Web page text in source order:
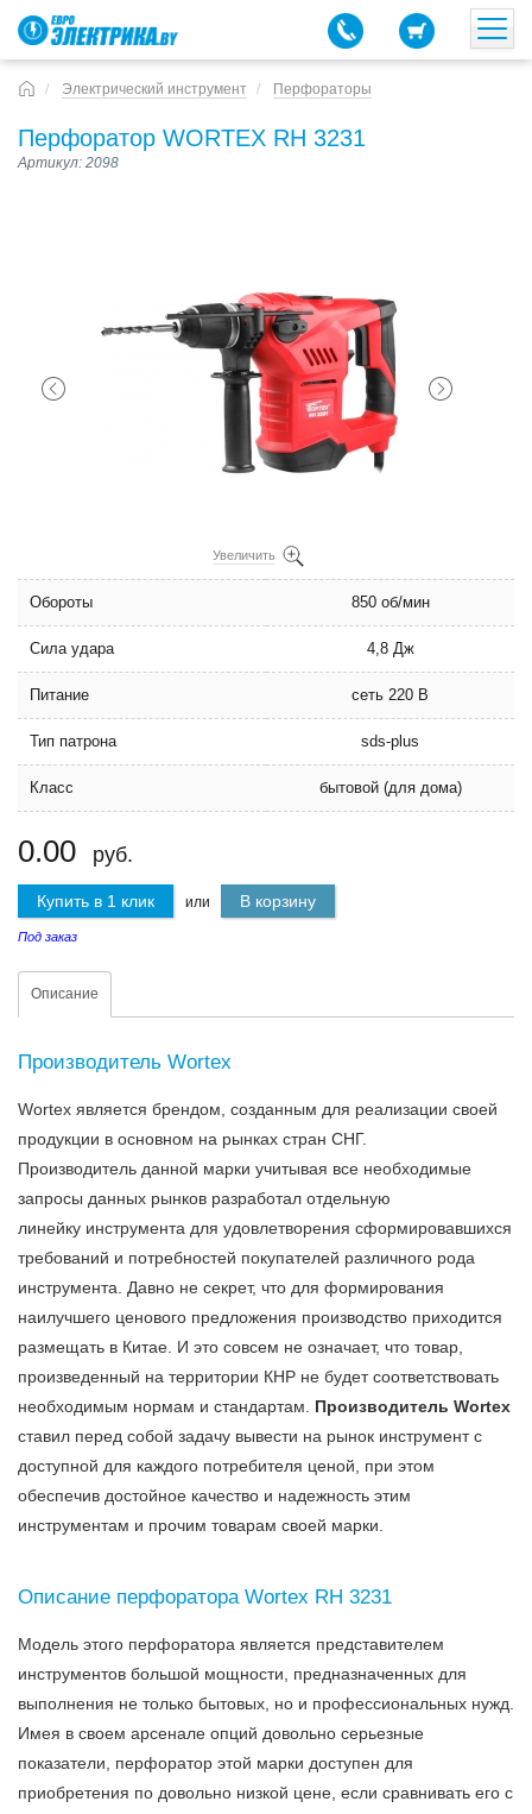
Электрический инструмент Перфораторы
Перфоратор WORTEX RH 3231
Артикул: 2098
Увеличить
Обороты 850 об/мин
Сила удара 4,8 Дж
Питание сеть 220 В
Тип патрона sds-plus
Класс бытовой (для дома)
0.00 руб.
Купить в 1 клик или В корзину
Под заказ
Описание
Производитель Wortex
Wortex является брендом, созданным для реализации своей
продукции в основном на рынках стран СНГ.
Производитель данной марки учитывая все необходимые
запросы данных рынков разработал отдельную
линейку инструмента для удовлетворения сформировавшихся
требований и потребностей покупателей различного рода
инструмента. Давно не секрет, что для формирования
наилучшего ценового предложения производство приходится
размещать в Китае. И это совсем не означает, что товар,
произведенный на территории КНР не будет соответствовать
необходимым нормам и стандартам. Производитель Wortex
ставил перед собой задачу вывести на рынок инструмент с
доступной для каждого потребителя ценой, при этом
обеспечив достойное качество и надежность этим
инструментам и прочим товарам своей марки.
Описание перфоратора Wortex RH 3231
Модель этого перфоратора является представителем
инструментов большой мощности, предназначенных для
выполнения не только бытовых, но и профессиональных нужд.
Имея в своем арсенале опций довольно серьезные
показатели, перфоратор этой марки доступен для
приобретения по довольно низкой цене, если сравнивать его с